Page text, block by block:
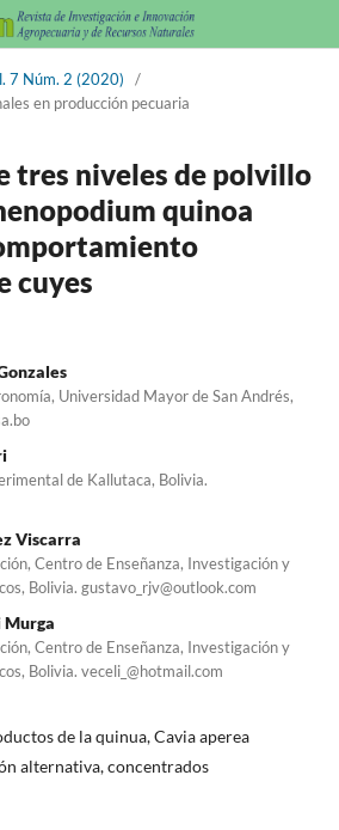
7 Núm. 2 (2020)
/
en producción pecuaria
tres niveles de polvillo
quinoa
cuyes
Universidad Mayor de San Andrés,
de Kallutaca, Bolivia.
Viscarra
Centro de Enseñanza, Investigación y
Bolivia. gustavo_rjv@outlook.com
Murga
Centro de Enseñanza, Investigación y
Bolivia. veceli_@hotmail.com
de la quinua, Cavia aperea
alternativa, concentrados